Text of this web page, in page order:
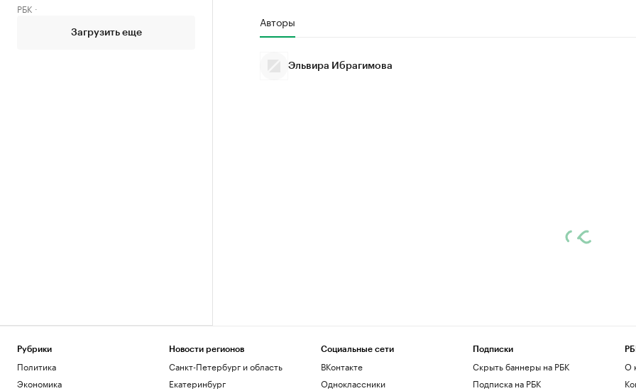
РБК
Загрузить еще
Авторы
Эльвира Ибрагимова
Рубрики
Политика
Экономика
Новости регионов
Санкт-Петербург и область
Екатеринбург
Социальные сети
ВКонтакте
Одноклассники
Подписки
Скрыть баннеры на РБК
Подписка на РБК
О